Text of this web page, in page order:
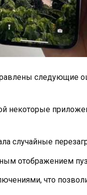
следующие
некоторые
случайные
отображением
что